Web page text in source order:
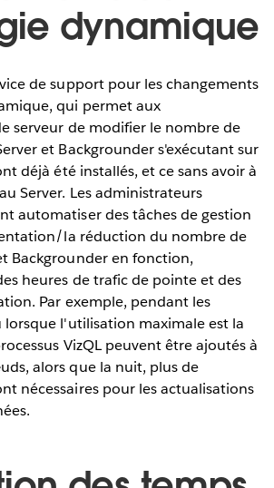
dynamique
de support pour les changements
qui permet aux
serveur de modifier le nombre de
et Backgrounder s'exécutant sur
déjà été installés, et ce sans avoir à
Server. Les administrateurs
automatiser des tâches de gestion
la réduction du nombre de
Backgrounder en fonction,
heures de trafic de pointe et des
Par exemple, pendant les
lorsque l'utilisation maximale est la
VizQL peuvent être ajoutés à
alors que la nuit, plus de
nécessaires pour les actualisations